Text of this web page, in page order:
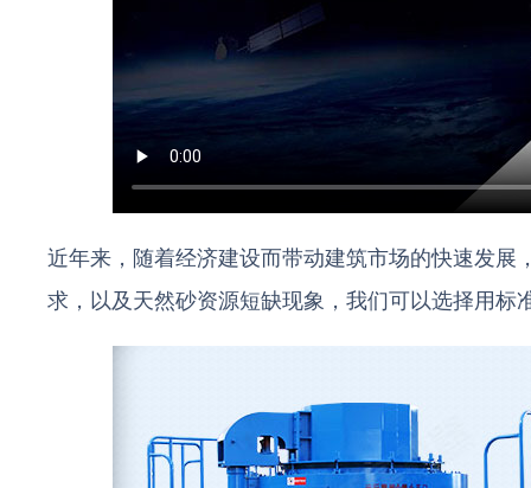
近年来，随着经济建设而带动建筑市场的快速发
求，以及天然砂资源短缺现象，我们可以选择用